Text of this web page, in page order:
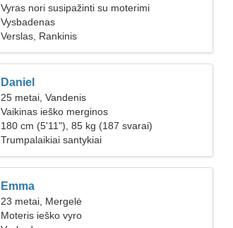
Vyras nori susipažinti su moterimi
Vysbadenas
Verslas, Rankinis
Daniel
25 metai, Vandenis
Vaikinas ieško merginos
180 cm (5'11"), 85 kg (187 svarai)
Trumpalaikiai santykiai
Emma
23 metai, Mergelė
Moteris ieško vyro